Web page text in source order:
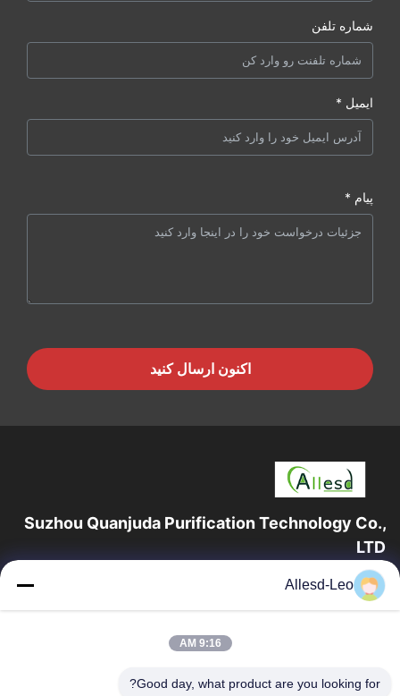
شماره تلفن
ایمیل *
پیام *
اکنون ارسال کنید
Suzhou Quanjuda Purification Technology Co.,
LTD
16 سال تجربه، به عنوان یک تولید کننده و صادر کننده پیشرو محصولات
صفحه اصلی
محصولات
Allesd-Leo
9:16 AM
Good day, what product are you looking for?